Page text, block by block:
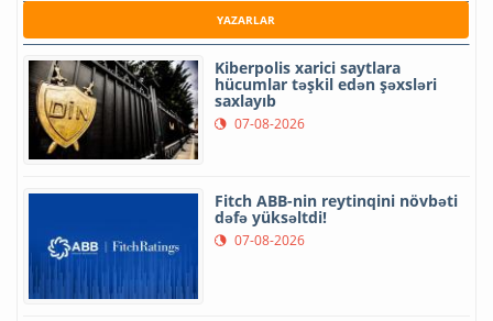
YAZARLAR
Kiberpolis xarici saytlara
hücumlar təşkil edən şəxsləri
saxlayıb
07-08-2026
Fitch ABB-nin reytinqini növbəti
dəfə yüksəltdi!
07-08-2026